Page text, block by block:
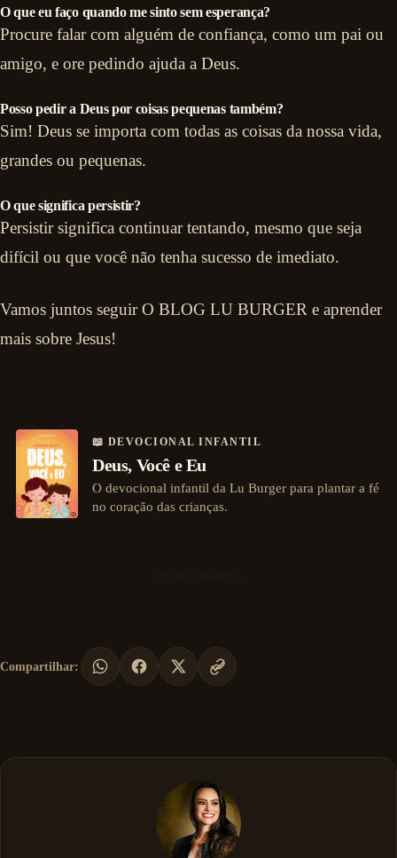
O que eu faço quando me sinto sem esperança?
Procure falar com alguém de confiança, como um pai ou
amigo, e ore pedindo ajuda a Deus.
Posso pedir a Deus por coisas pequenas também?
Sim! Deus se importa com todas as coisas da nossa vida,
grandes ou pequenas.
O que significa persistir?
Persistir significa continuar tentando, mesmo que seja
difícil ou que você não tenha sucesso de imediato.
Vamos juntos seguir O BLOG LU BURGER e aprender
mais sobre Jesus!
📖 DEVOCIONAL INFANTIL
Deus, Você e Eu
O devocional infantil da Lu Burger para plantar a fé
no coração das crianças.
Compartilhar: